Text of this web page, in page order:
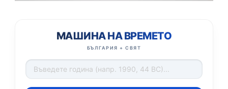
МАШИНА НА ВРЕМЕТО
БЪЛГАРИЯ + СВЯТ